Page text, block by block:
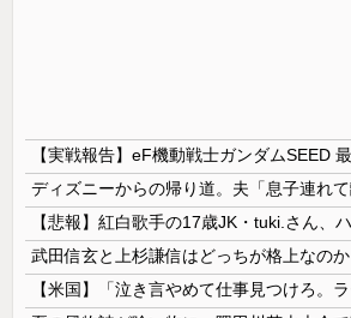
武田信玄と上杉謙信はどっちが格上なのか